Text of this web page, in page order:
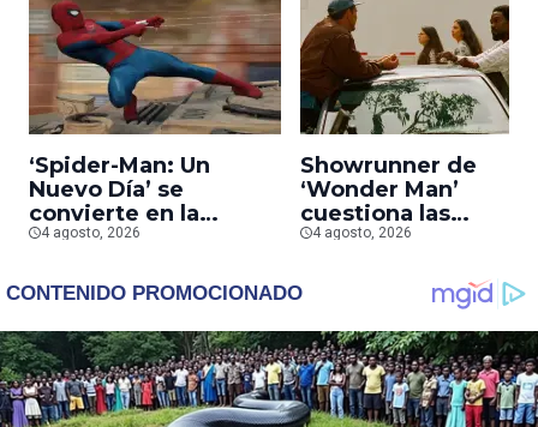
‘Spider-Man: Un
Nuevo Día’ se
convierte en la
segunda película que
los mil millones en
4 agosto, 2026
Showrunner de
‘Wonder Man’
cuestiona las
prioridades de
la serie
4 agosto, 2026